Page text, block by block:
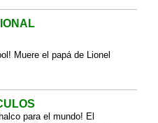
Muere el papá de Lionel
para el mundo! El